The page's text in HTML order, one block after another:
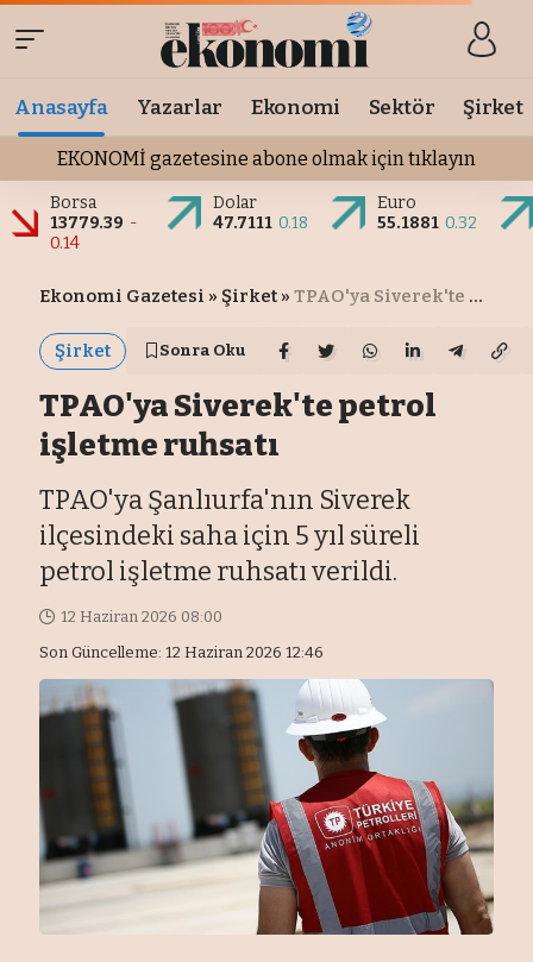
Anasayfa Yazarlar Ekonomi Sektör Şirket
EKONOMİ gazetesine abone olmak için tıklayın
Borsa
13779.39 -
0.14
Dolar
47.7111 0.18
Euro
55.1881 0.32
Ekonomi Gazetesi » Şirket »TPAO'ya Siverek'te petrol işletme ruhsatı
Şirket Sonra Oku
TPAO'ya Siverek'te petrol
işletme ruhsatı
TPAO'ya Şanlıurfa'nın Siverek
ilçesindeki saha için 5 yıl süreli
petrol işletme ruhsatı verildi.
Son Güncelleme: 12 Haziran 2026 12:46
12 Haziran 2026 08:00